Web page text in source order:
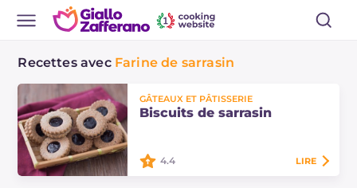
Recettes avec Farine de sarrasin
GÂTEAUX ET PÂTISSERIE
Biscuits de sarrasin
4.4 LIRE